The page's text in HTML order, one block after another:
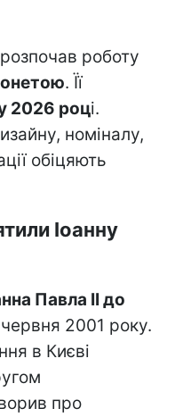
роботу
. Її
2026 році.
номіналу,
обіцяють
Іоанну
Павла II до
2001 року.
в Києві
про